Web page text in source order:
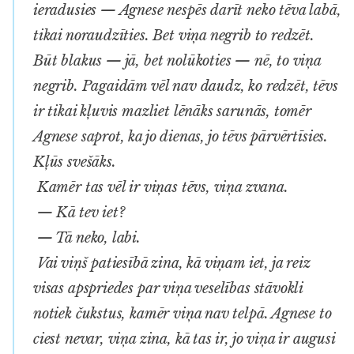
ieradusies — Agnese nespēs darīt neko tēva labā,
tikai noraudzīties. Bet viņa negrib to redzēt.
Būt blakus — jā, bet nolūkoties — nē, to viņa
negrib. Pagaidām vēl nav daudz, ko redzēt, tēvs
ir tikai kļuvis mazliet lēnāks sarunās, tomēr
Agnese saprot, ka jo dienas, jo tēvs pārvērtīsies.
Kļūs svešāks.
Kamēr tas vēl ir viņas tēvs, viņa zvana.
— Kā tev iet?
— Tā neko, labi.
Vai viņš patiesībā zina, kā viņam iet, ja reiz
visas apspriedes par viņa veselības stāvokli
notiek čukstus, kamēr viņa nav telpā. Agnese to
ciest nevar, viņa zina, kā tas ir, jo viņa ir augusi